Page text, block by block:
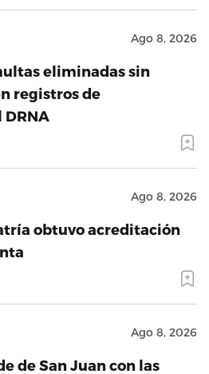
Ago 8, 2026
eliminadas sin
registros de
Ago 8, 2026
obtuvo acreditación
Ago 8, 2026
de San Juan con las